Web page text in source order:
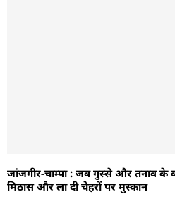
जांजगीर-चाम्पा : जब गुस्से और तनाव के
मिठास और ला दी चेहरों पर मुस्कान